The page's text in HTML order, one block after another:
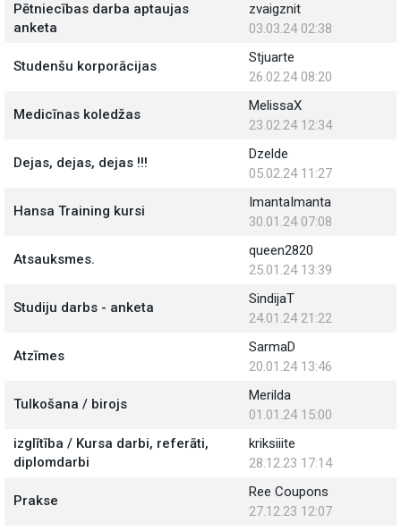
Pētniecības darba aptaujas
anketa
zvaigznit
03.03.24 02:38
Studenšu korporācijas
Stjuarte
26.02.24 08:20
Medicīnas koledžas
MelissaX
23.02.24 12:34
Dejas, dejas, dejas !!!
Dzelde
05.02.24 11:27
Hansa Training kursi
ImantaImanta
30.01.24 07:08
Atsauksmes.
queen2820
25.01.24 13:39
Studiju darbs - anketa
SindijaT
24.01.24 21:22
Atzīmes
SarmaD
20.01.24 13:46
Tulkošana / birojs
Merilda
01.01.24 15:00
izglītība / Kursa darbi, referāti,
diplomdarbi
kriksiiite
28.12.23 17:14
Prakse
Ree Coupons
27.12.23 12:07